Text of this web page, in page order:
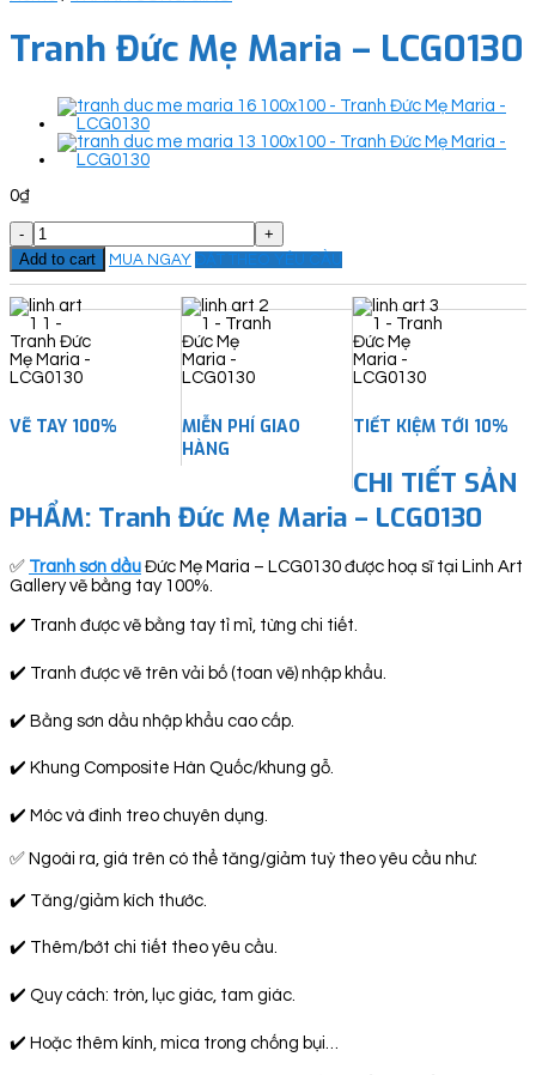
Tranh Đức Mẹ Maria – LCG0130
0₫
Tranh
Đức
Mẹ
Maria
-
LCG0130
quantity
Add to cart MUA NGAY ĐẶT THEO YÊU CẦU
VẼ TAY 100%
MIỄN PHÍ GIAO
HÀNG
TIẾT KIỆM TỚI 10%
CHI TIẾT SẢN
PHẨM: Tranh Đức Mẹ Maria – LCG0130
✅ Tranh sơn dầu Đức Mẹ Maria – LCG0130 được hoạ sĩ tại Linh Art
Gallery vẽ bằng tay 100%.
✔️ Tranh được vẽ bằng tay tỉ mỉ, từng chi tiết.
✔️ Tranh được vẽ trên vải bố (toan vẽ) nhập khẩu.
✔️ Bằng sơn dầu nhập khẩu cao cấp.
✔️ Khung Composite Hàn Quốc/khung gỗ.
✔️ Móc và đinh treo chuyên dụng.
✅ Ngoài ra, giá trên có thể tăng/giảm tuỳ theo yêu cầu như:
✔️ Tăng/giảm kích thước.
✔️ Thêm/bớt chi tiết theo yêu cầu.
✔️ Quy cách: tròn, lục giác, tam giác.
✔️ Hoặc thêm kính, mica trong chống bụi…